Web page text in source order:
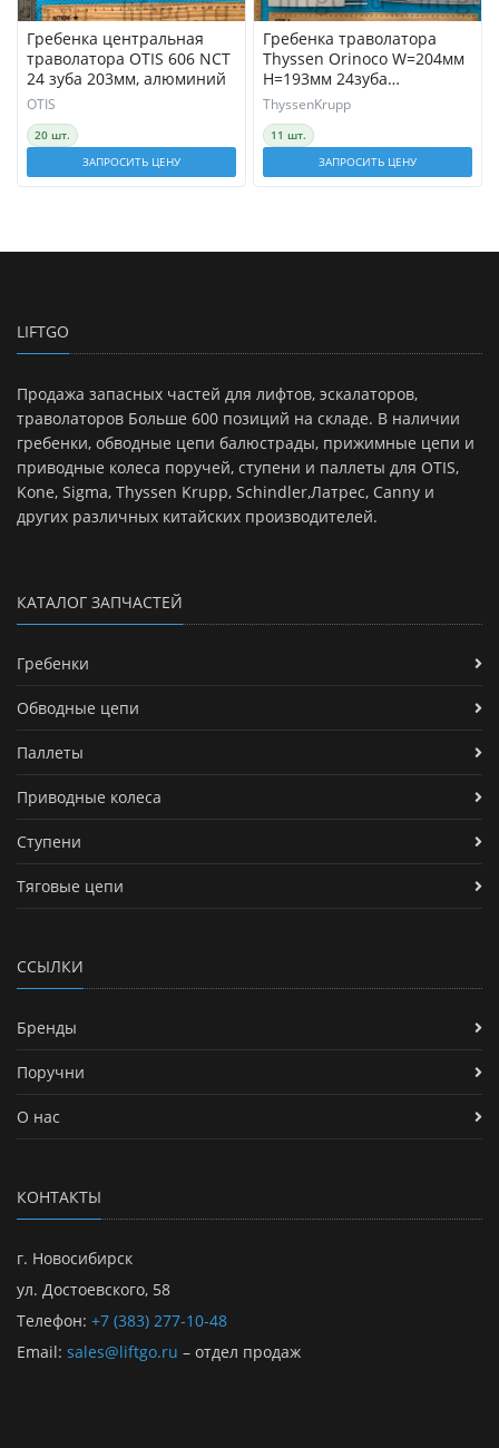
Гребенка центральная
траволатора OTIS 606 NCT
24 зуба 203мм, алюминий
OTIS
20 шт.
ЗАПРОСИТЬ ЦЕНУ
Гребенка траволатора
Thyssen Orinoco W=204мм
H=193мм 24зуба
(центральная, левая,
правая)
ThyssenKrupp
11 шт.
ЗАПРОСИТЬ ЦЕНУ
LIFTGO
Продажа запасных частей для лифтов, эскалаторов,
траволаторов Больше 600 позиций на складе. В наличии
гребенки, обводные цепи балюстрады, прижимные цепи и
приводные колеса поручей, ступени и паллеты для OTIS,
Kone, Sigma, Thyssen Krupp, Schindler,Латрес, Canny и
других различных китайских производителей.
КАТАЛОГ ЗАПЧАСТЕЙ
Гребенки
Обводные цепи
Паллеты
Приводные колеса
Ступени
Тяговые цепи
ССЫЛКИ
Бренды
Поручни
О нас
КОНТАКТЫ
г. Новосибирск
ул. Достоевского, 58
Телефон: +7 (383) 277-10-48
Email: sales@liftgo.ru – отдел продаж